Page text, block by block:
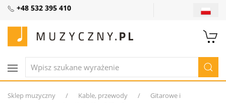
+48 532 395 410
Sklep muzyczny Kable, przewody
Gitarowe i